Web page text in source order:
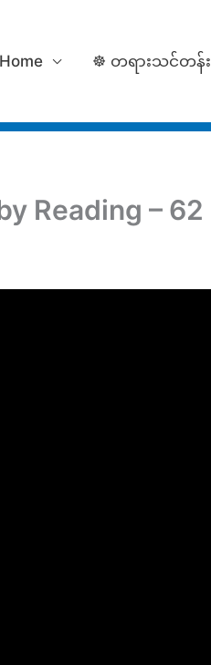
☸️ တရားသင်တန်း
Reading – 62